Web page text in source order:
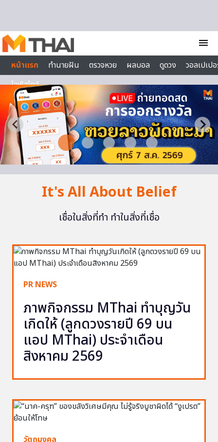
menu
หน้าแรก
ทำนายฝัน ตรวจหวย ผลบอล ดูดวง
วอลเปเป
ไลฟ์สไตล์
It's All About Belief
เชื่อในสิ่งที่ทำ ทำในสิ่งที่เชื่อ
PR NEWS
ภาพกิจกรรม MThai ทำบุญวัน
เกิดให้ (ลูกดวงรายปี 69 บน
แอป MThai) ประจำเดือน
สิงหาคม 2569
วัตถุมงคล